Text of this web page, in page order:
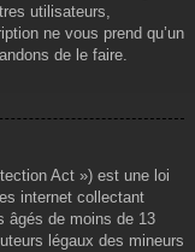
utilisateurs,
ne vous prend qu’un
de le faire.
Act ») est une loi
internet collectant
âgés de moins de 13
légaux des mineurs